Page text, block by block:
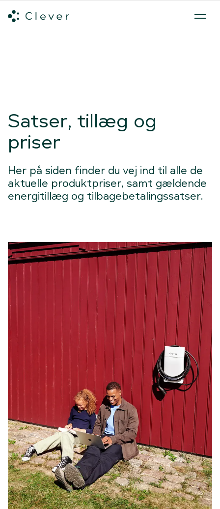
Satser, tillæg og
priser
Her på siden finder du vej ind til alle de
aktuelle produktpriser, samt gældende
energitillæg og tilbagebetalingssatser.